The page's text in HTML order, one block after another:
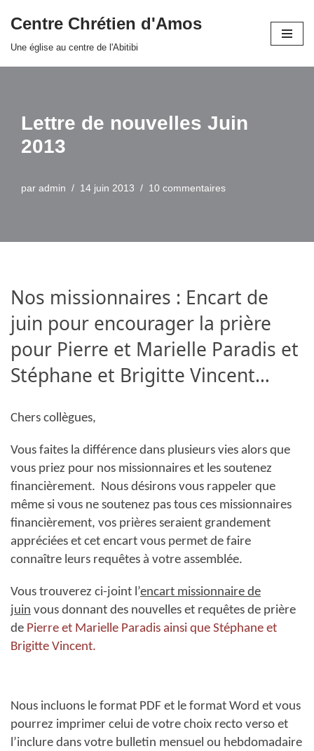
Centre Chrétien d'Amos
Une église au centre de l'Abitibi
Lettre de nouvelles Juin
par admin 14 juin 2013 10 commentaires
Nos missionnaires : Encart de
juin pour encourager la prière
pour Pierre et Marielle Paradis et
Stéphane et Brigitte Vincent‏…
Chers collègues,
Vous faites la différence dans plusieurs vies alors que
vous priez pour nos missionnaires et les soutenez
financièrement. Nous désirons vous rappeler que
même si vous ne soutenez pas tous ces missionnaires
financièrement, vos prières seraient grandement
appréciées et cet encart vous permet de faire
connaître leurs requêtes à votre assemblée.
Vous trouverez ci-joint l’encart missionnaire de
juin vous donnant des nouvelles et requêtes de prière
de Pierre et Marielle Paradis ainsi que Stéphane et
Brigitte Vincent.
Nous incluons le format PDF et le format Word et vous
pourrez imprimer celui de votre choix recto verso et
l’inclure dans votre bulletin mensuel ou hebdomadaire